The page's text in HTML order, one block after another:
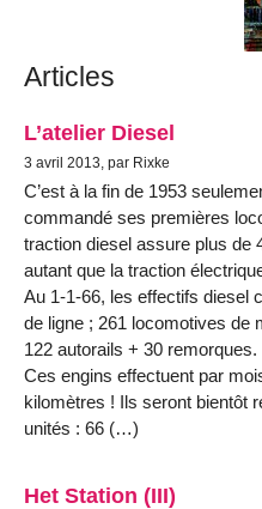
Articles
L’atelier Diesel
3 avril 2013, par Rixke
C’est à la fin de 1953
commandé ses premières
traction diesel assure plus de
autant que la traction
Au 1-1-66, les effectifs diesel
de ligne ; 261 locomotives
122 autorails + 30 remorques.
Ces engins effectuent par
kilomètres ! Ils seront bientôt
unités : 66 (…)
Het Station (III)